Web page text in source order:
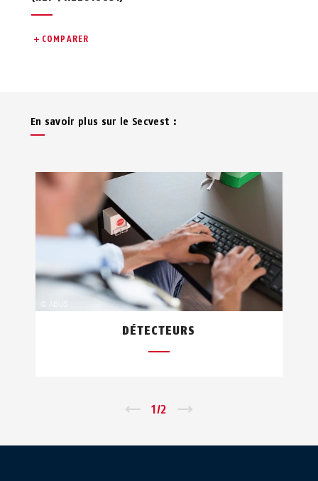
COMPARER
En savoir plus sur le Secvest :
DÉTECTEURS
1/2